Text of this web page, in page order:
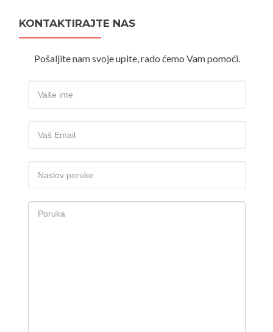
KONTAKTIRAJTE NAS
Pošaljite nam svoje upite, rado ćemo Vam pomoći.